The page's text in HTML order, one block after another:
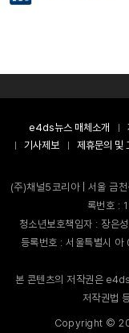
e4ds뉴스 매체소개
기사제보
제휴문의 및
(주)채널5코리아 | 서울 금
록번호 :
청소년보호책임자 : 장
등록번호 : 서울특별시
본 콘텐츠의 저작권은
저작권법
Copyright ©